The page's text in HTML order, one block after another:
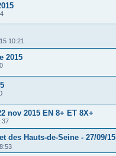
10:21
2015
nov 2015 EN 8+ ET 8X+
des Hauts-de-Seine - 27/09/15